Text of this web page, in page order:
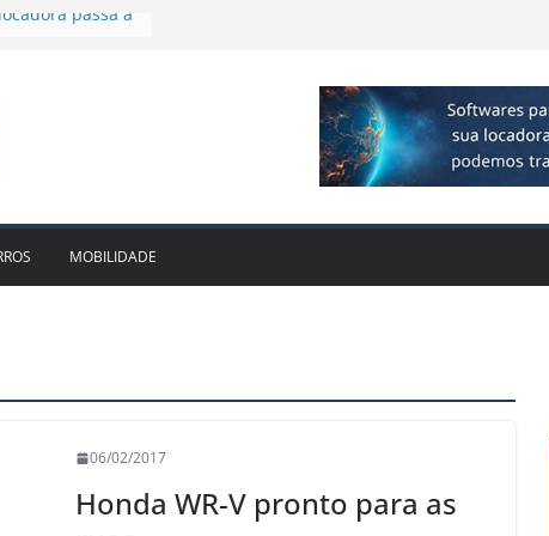
presença no
no 2T26 e
parceria para
MOBILIDADE
06/02/2017
Honda WR-V pronto para as